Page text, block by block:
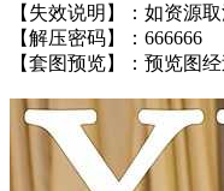
【失效说明】：如资源
【解压密码】：666666
【套图预览】：预览图